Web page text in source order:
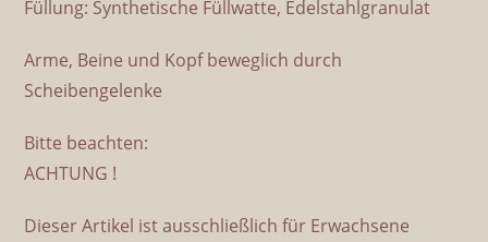
Füllung: Synthetische Füllwatte, Edelstahlgranulat
Arme, Beine und Kopf beweglich durch
Scheibengelenke
Bitte beachten:
ACHTUNG !
Dieser Artikel ist ausschließlich für Erwachsene